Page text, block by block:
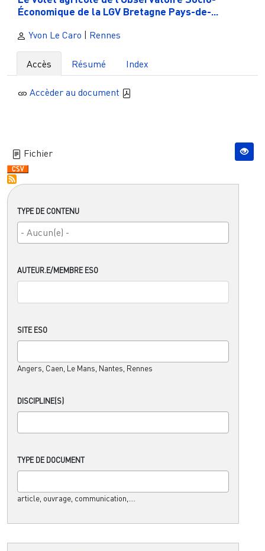
TYPE DE CONTENU
AUTEUR.E/MEMBRE ESO
SITE ESO
Angers, Caen, Le Mans, Nantes, Rennes
DISCIPLINE(S)
TYPE DE DOCUMENT
article, ouvrage, communication,....
Économique de la LGV Bretagne Pays-de-...
Yvon Le Caro Rennes
Accès Résumé Index
Accèder au document
Fichier